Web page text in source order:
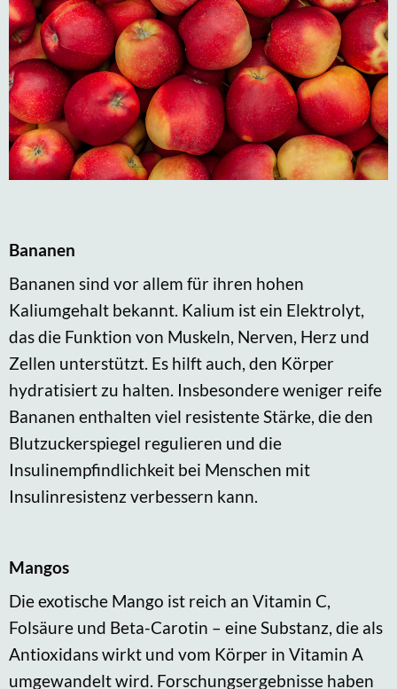
Bananen
Bananen sind vor allem für ihren hohen
Kaliumgehalt bekannt. Kalium ist ein Elektrolyt,
das die Funktion von Muskeln, Nerven, Herz und
Zellen unterstützt. Es hilft auch, den Körper
hydratisiert zu halten. Insbesondere weniger reife
Bananen enthalten viel resistente Stärke, die den
Blutzuckerspiegel regulieren und die
Insulinempfindlichkeit bei Menschen mit
Insulinresistenz verbessern kann.
Mangos
Die exotische Mango ist reich an Vitamin C,
Folsäure und Beta-Carotin – eine Substanz, die als
Antioxidans wirkt und vom Körper in Vitamin A
umgewandelt wird. Forschungsergebnisse haben